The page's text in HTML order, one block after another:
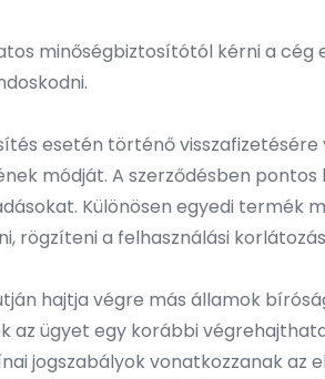
minőségbiztosítótól kérni a
esetén történő
módját. A szerződésben
Különösen egyedi termék
rögzíteni a felhasználási
hajtja végre más államok
az ügyet egy korábbi
jogszabályok vonatkozzanak az